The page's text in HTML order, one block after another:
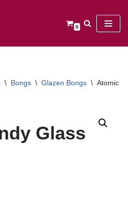
0
\ Bongs \ Glazen Bongs \ Atomic
Glass